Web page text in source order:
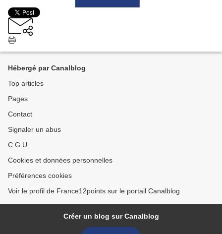
Hébergé par Canalblog
Top articles
Pages
Contact
Signaler un abus
C.G.U.
Cookies et données personnelles
Préférences cookies
Voir le profil de France12points sur le portail Canalblog
Créer un blog sur Canalblog